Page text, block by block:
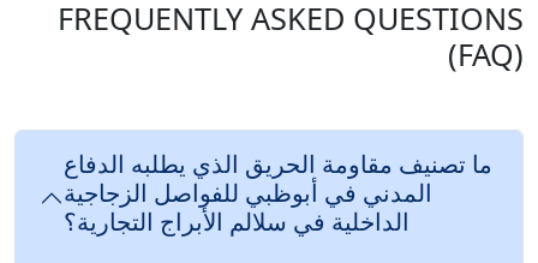
FREQUENTLY ASKED QUESTIONS
(FAQ)
ما تصنيف مقاومة الحريق الذي يطلبه الدفاع
المدني في أبوظبي للفواصل الزجاجية
الداخلية في سلالم الأبراج التجارية؟